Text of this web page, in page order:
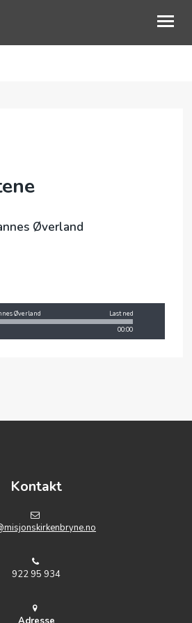
Øverland
00:00
Øverland Last ned
Kontakt
922 95 934